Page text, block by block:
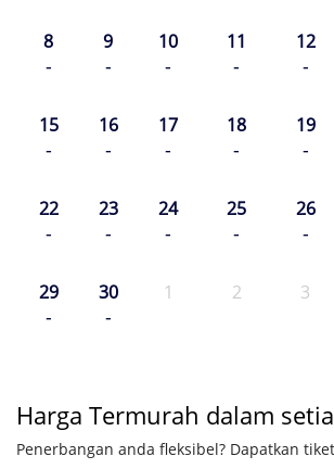
8
-
9
-
10
-
11
-
12
-
15
-
16
-
17
-
18
-
19
-
22
-
23
-
24
-
25
-
26
-
29
-
30
-
1 2 3
Harga Termurah dalam
Penerbangan anda fleksibel? Dapatkan